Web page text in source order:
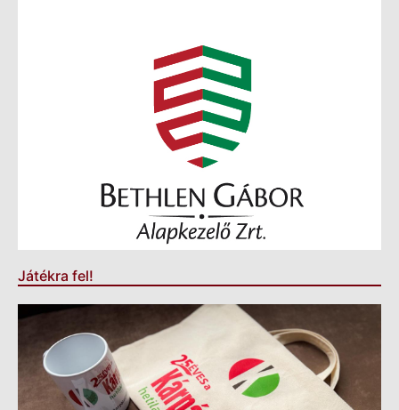
Játékra fel!